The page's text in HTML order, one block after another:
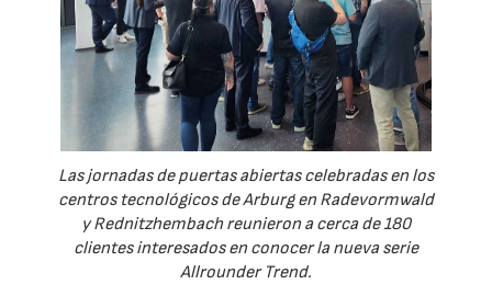
Las jornadas de puertas abiertas celebradas en los
centros tecnológicos de Arburg en Radevormwald
y Rednitzhembach reunieron a cerca de 180
clientes interesados en conocer la nueva serie
Allrounder Trend.